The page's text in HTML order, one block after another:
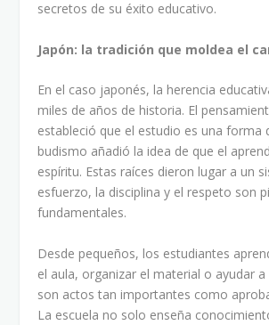
secretos de su éxito educativo.
Japón: la tradición que moldea el
En el caso japonés, la herencia
miles de años de historia. El
estableció que el estudio es una forma
budismo añadió la idea de que el
espíritu. Estas raíces dieron lugar a un
esfuerzo, la disciplina y el respeto son
fundamentales.
Desde pequeños, los estudiantes
el aula, organizar el material o ayudar
son actos tan importantes como
La escuela no solo enseña